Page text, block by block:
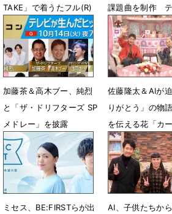
TAKE」で着うたフル(R)
大ヒットラブソングを披
露
2月6日 18時03分
課題曲を制作
「どきん」
10月13日 20時
加藤茶＆高木ブー、純烈
と「ザ・ドリフターズ SP
メドレー」を披露
10月7日 12時00分
佐藤隆太＆AIが
りがとう」の物
を伝える花「カ
ョン」に迫る
7月13日 10時00
ミセス、BE:FIRSTらが出
AI、子供たちか